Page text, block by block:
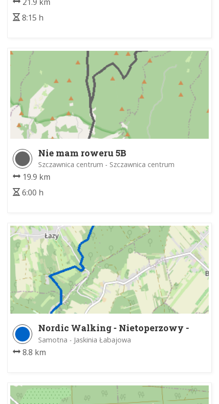
8:15 h
Nie mam roweru 5B
Szczawnica centrum - Szczawnica centrum
19.9 km
6:00 h
Nordic Walking - Nietoperzowy -
Etap IV
Samotna - Jaskinia Łabajowa
8.8 km